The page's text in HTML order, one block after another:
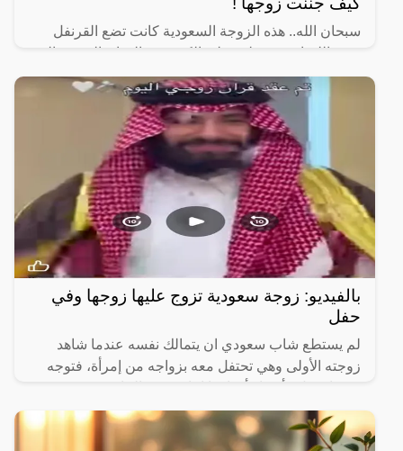
سبحان الله.. هذه الزوجة السعودية كانت تضع القرنفل
تحت اللسان، فحصلت على الكثير من الفوائد الصحية التي
سنذكرها في هذا المقال حيث أثبتت بعض الدراسات
العلمية أن
بالفيديو: زوجة سعودية تزوج عليها زوجها وفي
حفل
لم يستطع شاب سعودي ان يتمالك نفسه عندما شاهد
زوجته الأولى وهي تحتفل معه بزواجه من إمرأة، فتوجه